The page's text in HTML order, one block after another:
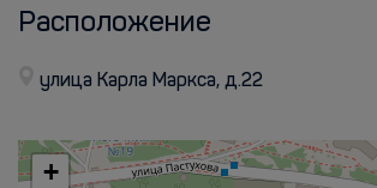
Расположение
улица Карла Маркса, д.22
+